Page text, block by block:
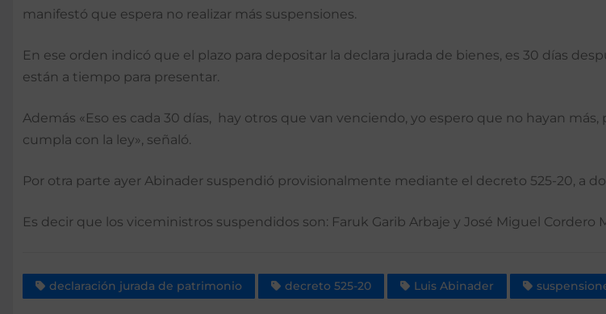
manifestó que espera no realizar más suspensiones.
En ese orden indicó que el plazo para depositar la declara jurada de bienes, es 30 días
están a tiempo para presentar.
Además «Eso es cada 30 días, hay otros que van venciendo, yo espero que no hayan
cumpla con la ley», señaló.
Por otra parte ayer Abinader suspendió provisionalmente mediante el decreto 525-20, a
Es decir que los viceministros suspendidos son: Faruk Garib Arbaje y José Miguel Cordero
declaración jurada de patrimonio decreto 525-20 Luis Abinader